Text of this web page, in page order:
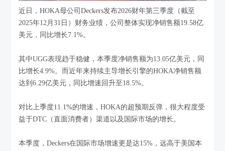
近日，HOKA母公司Deckers发布2026财年第三季度（截至
2025年12月31日）财务业绩，公司整体实现净销售额19.58亿
美元，同比增长7.1%。
其中UGG表现趋于稳健，本季度净销售额为13.05亿美元，同
比增长4.9%。而近年来持续主导增长引擎的HOKA净销售额
达到6.29亿美元，同比增速回升至18.5%。
对比上季度11.1%的增速，HOKA的超预期反弹，很大程度受
益于DTC（直面消费者）渠道以及国际市场的增长。
本季度，Deckers在国际市场增速更是达15%，远高于美国本